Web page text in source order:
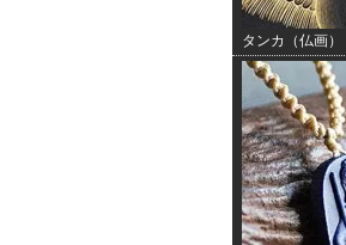
タンカ（仏画）